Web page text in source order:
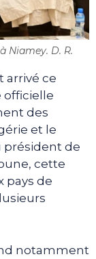
Niamey. D. R.
arrivé ce
officielle
des
et le
président de
cette
pays de
notamment